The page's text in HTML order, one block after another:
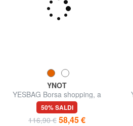
YNOT
YESBAG Borsa shopping, a
spalla
50% SALDI
116,90 € 58,45 €